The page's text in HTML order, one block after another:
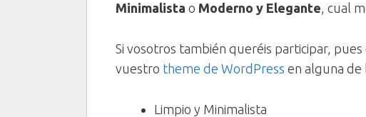
Minimalista o Moderno y Elegante, cual
Si vosotros también queréis participar,
vuestro theme de WordPress en alguna de
Limpio y Minimalista